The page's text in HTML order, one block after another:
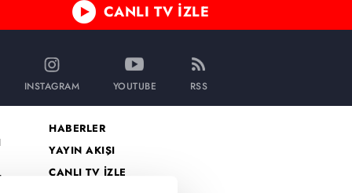
CANLI TV İZLE
INSTAGRAM YOUTUBE RSS
HABERLER
YAYIN AKIŞI
CANLI TV İZLE